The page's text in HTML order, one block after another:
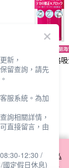
KOSE美顏定格
粉紙(50入)
詳情，及若您不希
請參閱本網站「
隱私
本公司得按本網站使
新，
留查詢，請先
服系統。為加
詢相關詳情，
直接留言，由
12:30 /
定假日休息)